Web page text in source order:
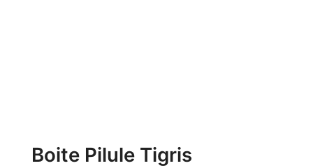
Boite Pilule Tigris